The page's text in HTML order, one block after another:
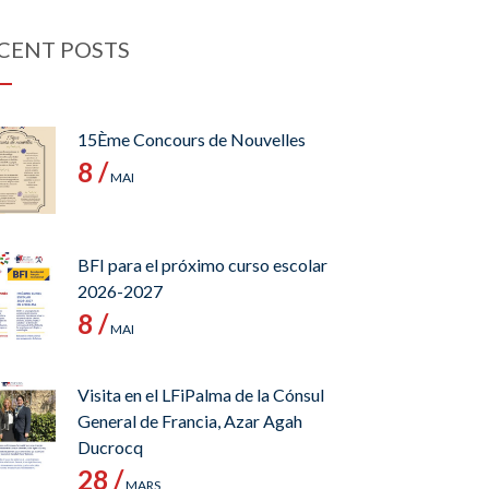
POSTS
15Ème Concours de Nouvelles
8 /MAI
BFI para el próximo curso escolar
2026-2027
8 /MAI
Visita en el LFiPalma de la Cónsul
General de Francia, Azar Agah
Ducrocq
28 /MARS